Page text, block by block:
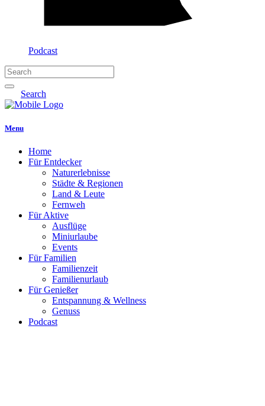
Podcast
Search
Menu
Home
Für Entdecker
Naturerlebnisse
Städte & Regionen
Land & Leute
Fernweh
Für Aktive
Ausflüge
Miniurlaube
Events
Für Familien
Familienzeit
Familienurlaub
Für Genießer
Entspannung & Wellness
Genuss
Podcast